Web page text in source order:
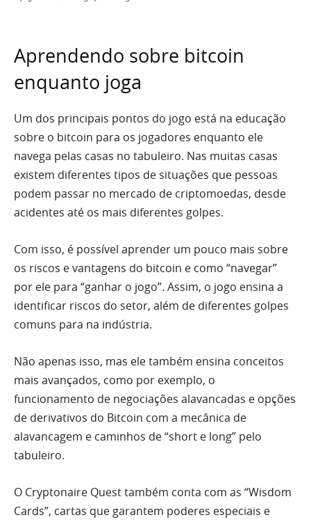
Aprendendo sobre bitcoin
enquanto joga
Um dos principais pontos do jogo está na educação
sobre o bitcoin para os jogadores enquanto ele
navega pelas casas no tabuleiro. Nas muitas casas
existem diferentes tipos de situações que pessoas
podem passar no mercado de criptomoedas, desde
acidentes até os mais diferentes golpes.
Com isso, é possível aprender um pouco mais sobre
os riscos e vantagens do bitcoin e como “navegar”
por ele para “ganhar o jogo”. Assim, o jogo ensina a
identificar riscos do setor, além de diferentes golpes
comuns para na indústria.
Não apenas isso, mas ele também ensina conceitos
mais avançados, como por exemplo, o
funcionamento de negociações alavancadas e opções
de derivativos do Bitcoin com a mecânica de
alavancagem e caminhos de “short e long” pelo
tabuleiro.
O Cryptonaire Quest também conta com as “Wisdom
Cards”, cartas que garantem poderes especiais e